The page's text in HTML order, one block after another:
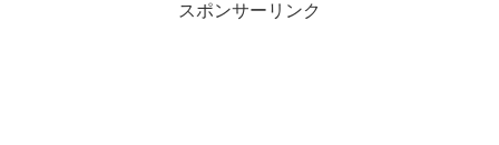
スポンサーリンク